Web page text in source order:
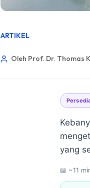
ARTIKEL
Oleh Prof. Dr. Thomas
yang
📖 ~11